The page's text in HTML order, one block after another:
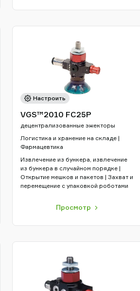
Настроить
VGS™2010 FC25P
децентрализованные эжекторы
Логистика и хранение на складе |
Фармацевтика
Извлечение из бункера, извлечение
из бункера в случайном порядке |
Открытие мешков и пакетов | Захват и
перемещение с упаковкой роботами
Просмотр